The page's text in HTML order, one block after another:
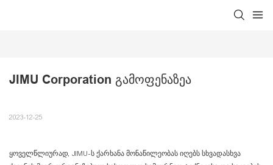
JIMU Corporation Გამოფენაზეა
2023-12-25
ყოველწლიურად, JIMU-ს ქარხანა მონაწილეობას იღებს სხვადასხვა